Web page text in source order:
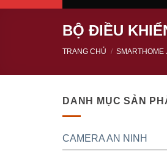
BỘ ĐIỀU
TRANG CHỦ / SMARTHOME
DANH MỤC SẢN
CAMERA AN NINH